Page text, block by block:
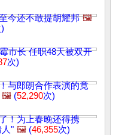
今还不敢提胡耀邦 🖼️
市长 任职48天被双开
次)
与郎朗合作表演的竟
🖼️ (52,290次)
！为上春晚还得携
人" 🖼️ (46,355次)